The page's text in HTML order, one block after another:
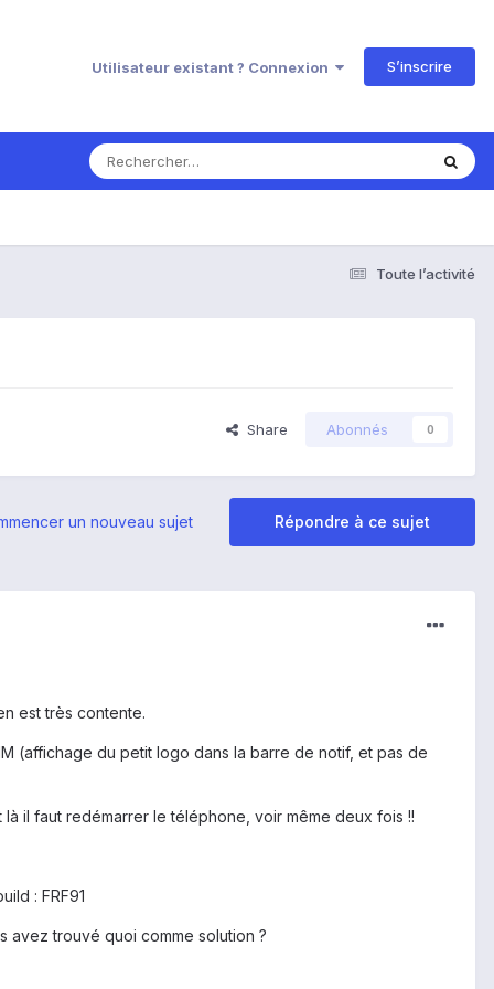
Utilisateur existant ? Connexion S’inscrire
Toute l’activité
Share Abonnés 0
Répondre à ce sujet
un nouveau sujet
est très contente.
(affichage du petit logo dans la barre de notif, et pas de
il faut redémarrer le téléphone, voir même deux fois !!
: FRF91
avez trouvé quoi comme solution ?